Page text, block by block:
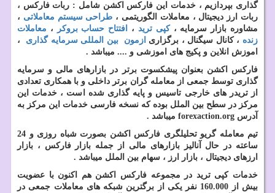
گذاری بپردازیم ، خدمات این فارکس اکشن شامل : ربات فارکس ،
ربات ارز دیجیتال ، معاملات الگوریتمی ، طراحی سیستم معاملاتی ،
مشاوره بازار سرمایه ،کپی ترید ، افتتاح حساب بروکر ، معاملات
زنده ، کانال سیگنال ، برگزاری ازمون بین المللی سرمایه گذاری ،
اموزش انلاین و پکیج های اموزشی و .... میباشد .
فارکس اکشن بعنوان پیشکسوت برتر در بازارهای مالی و سرمایه
گذاری توسط جمعی از معامله گران برتر داخلی و با همکاری تعدادی
از تریدر های خارجی تاسیس و پایه گذاری شده است ، خدمات این
مرکز در سطح بین الملل بوده که نسخه فارسی خدمات این مرکز به
آدرس forexaction.org میباشد .
تیم معامله گریو تحلیلگری فارکس اکشن بصورت شباه روزی و 24
ساعته در حال آنالیز بازارهای مالی از جمله بازار فارکس ، بازار
ارزهای دیجیتال ، بازار ارز ، سهام بین الملل میباشد .
خدمات کپی ترید در مجموعه فارکس اکشن هم اکنون با عضویت
بیش از 160.000 نفر یکی از برگترین شبکه های معاملات جمعی در